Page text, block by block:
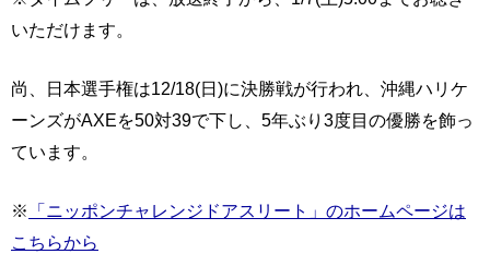
いただけます。
尚、日本選手権は12/18(日)に決勝戦が行われ、沖縄ハリケ
ーンズがAXEを50対39で下し、5年ぶり3度目の優勝を飾っ
ています。
※
「ニッポンチャレンジドアスリート」のホームページは
こちらから